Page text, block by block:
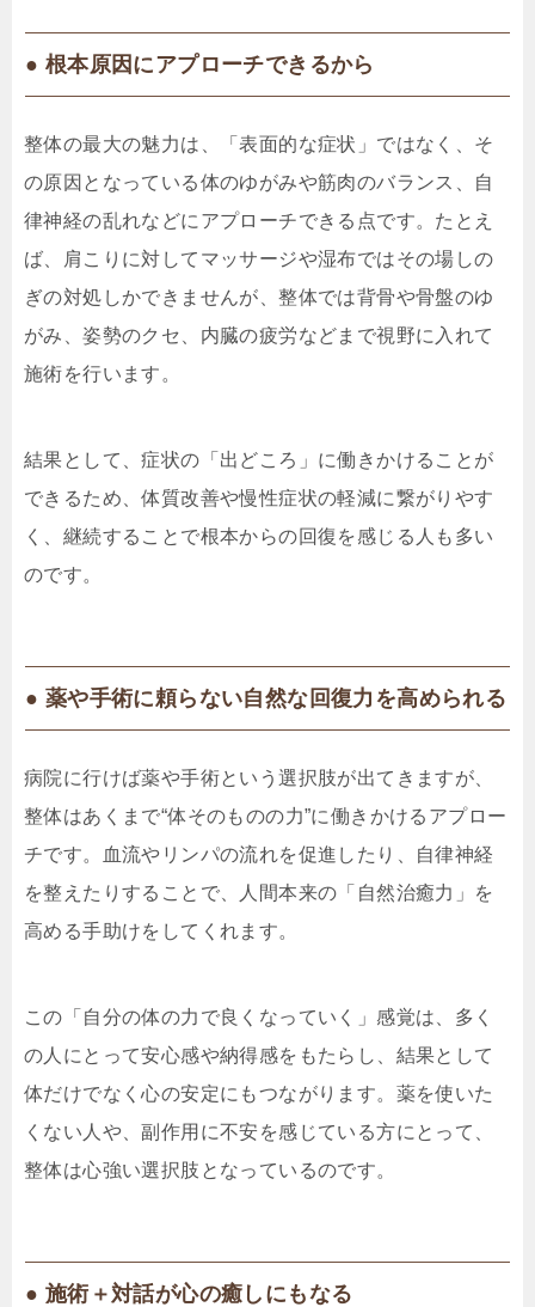
● 根本原因にアプローチできるから
整体の最大の魅力は、「表面的な症状」ではなく、そ
の原因となっている体のゆがみや筋肉のバランス、自
律神経の乱れなどにアプローチできる点です。たとえ
ば、肩こりに対してマッサージや湿布ではその場しの
ぎの対処しかできませんが、整体では背骨や骨盤のゆ
がみ、姿勢のクセ、内臓の疲労などまで視野に入れて
施術を行います。
結果として、症状の「出どころ」に働きかけることが
できるため、体質改善や慢性症状の軽減に繋がりやす
く、継続することで根本からの回復を感じる人も多い
のです。
● 薬や手術に頼らない自然な回復力を高められる
病院に行けば薬や手術という選択肢が出てきますが、
整体はあくまで“体そのものの力”に働きかけるアプロー
チです。血流やリンパの流れを促進したり、自律神経
を整えたりすることで、人間本来の「自然治癒力」を
高める手助けをしてくれます。
この「自分の体の力で良くなっていく」感覚は、多く
の人にとって安心感や納得感をもたらし、結果として
体だけでなく心の安定にもつながります。薬を使いた
くない人や、副作用に不安を感じている方にとって、
整体は心強い選択肢となっているのです。
● 施術＋対話が心の癒しにもなる